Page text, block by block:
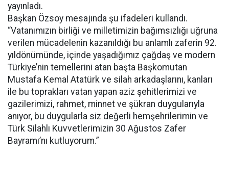
yayınladı.
Başkan Özsoy mesajında şu ifadeleri kullandı.
“Vatanımızın birliği ve milletimizin bağımsızlığı uğruna
verilen mücadelenin kazanıldığı bu anlamlı zaferin 92.
yıldönümünde, içinde yaşadığımız çağdaş ve modern
Türkiye’nin temellerini atan başta Başkomutan
Mustafa Kemal Atatürk ve silah arkadaşlarını, kanları
ile bu toprakları vatan yapan aziz şehitlerimizi ve
gazilerimizi, rahmet, minnet ve şükran duygularıyla
anıyor, bu duygularla siz değerli hemşehrilerimin ve
Türk Silahlı Kuvvetlerimizin 30 Ağustos Zafer
Bayramı’nı kutluyorum.”